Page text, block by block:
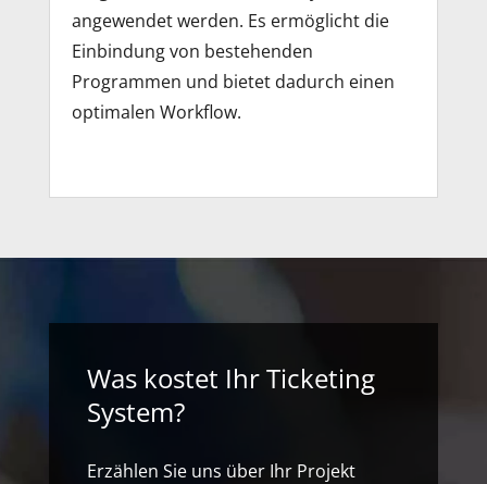
angewendet werden. Es ermöglicht die
Einbindung von bestehenden
Programmen und bietet dadurch einen
optimalen Workflow.
Was kostet Ihr Ticketing
System?
Erzählen Sie uns über Ihr Projekt